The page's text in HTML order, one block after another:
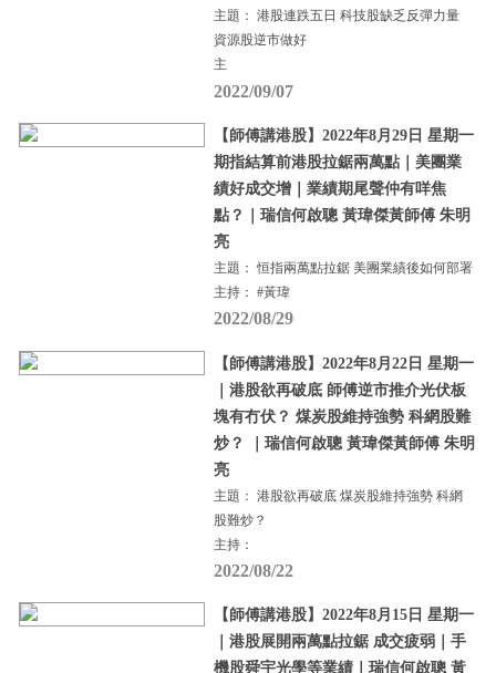
主題： 港股連跌五日 科技股缺乏反彈力量
資源股逆市做好
主
2022/09/07
【師傅講港股】2022年8月29日 星期一
期指結算前港股拉鋸兩萬點｜美團業
績好成交增｜業績期尾聲仲有咩焦
點？｜瑞信何啟聰 黃瑋傑黃師傅 朱明
亮
主題： 恒指兩萬點拉鋸 美團業績後如何部署
主持： #黃瑋
2022/08/29
【師傅講港股】2022年8月22日 星期一
｜港股欲再破底 師傅逆市推介光伏板
塊有冇伏？ 煤炭股維持強勢 科網股難
炒？ ｜瑞信何啟聰 黃瑋傑黃師傅 朱明
亮
主題： 港股欲再破底 煤炭股維持強勢 科網
股難炒？
主持：
2022/08/22
【師傅講港股】2022年8月15日 星期一
｜港股展開兩萬點拉鋸 成交疲弱｜手
機股舜宇光學等業績｜瑞信何啟聰 黃